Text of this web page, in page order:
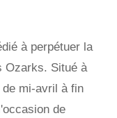
à perpétuer la
Ozarks. Situé à
de mi-avril à fin
de